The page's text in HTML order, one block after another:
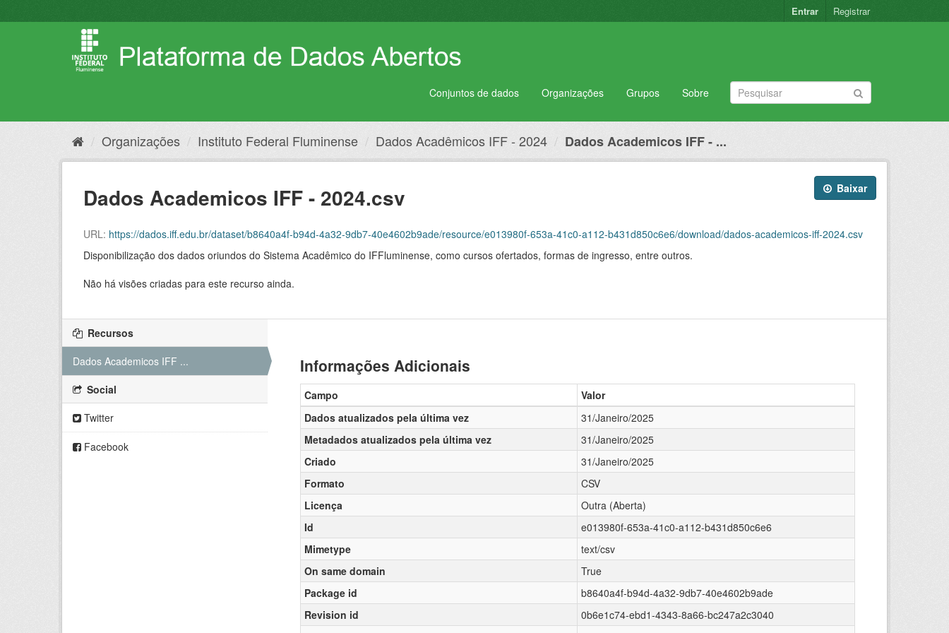
para
Entrar Registrar
Conjuntos de dados Organizações Grupos Sobre
Organizações Instituto Federal Fluminense Dados Acadêmicos IFF - 2024 Dados Academicos IFF - ...
Baixar
Dados Academicos IFF - 2024.csv
URL: https://dados.iff.edu.br/dataset/b8640a4f-b94d-4a32-9db7-40e4602b9ade/resource/e013980f-653a-41c0-a112-b431d850c6e6/download/dados-academicos-iff-2024.csv
Disponibilização dos dados oriundos do Sistema Acadêmico do IFFluminense, como cursos ofertados, formas de ingresso, entre outros.
Não há visões criadas para este recurso ainda.
Recursos
Dados Academicos IFF ...
Social
Twitter
Facebook
Informações Adicionais
Campo
Valor
Dados atualizados pela última vez
31/Janeiro/2025
Metadados atualizados pela última vez
31/Janeiro/2025
Criado
31/Janeiro/2025
Formato
CSV
Licença
Outra (Aberta)
Id
e013980f-653a-41c0-a112-b431d850c6e6
Mimetype
text/csv
On same domain
True
Package id
b8640a4f-b94d-4a32-9db7-40e4602b9ade
Revision id
0b6e1c74-ebd1-4343-8a66-bc247a2c3040